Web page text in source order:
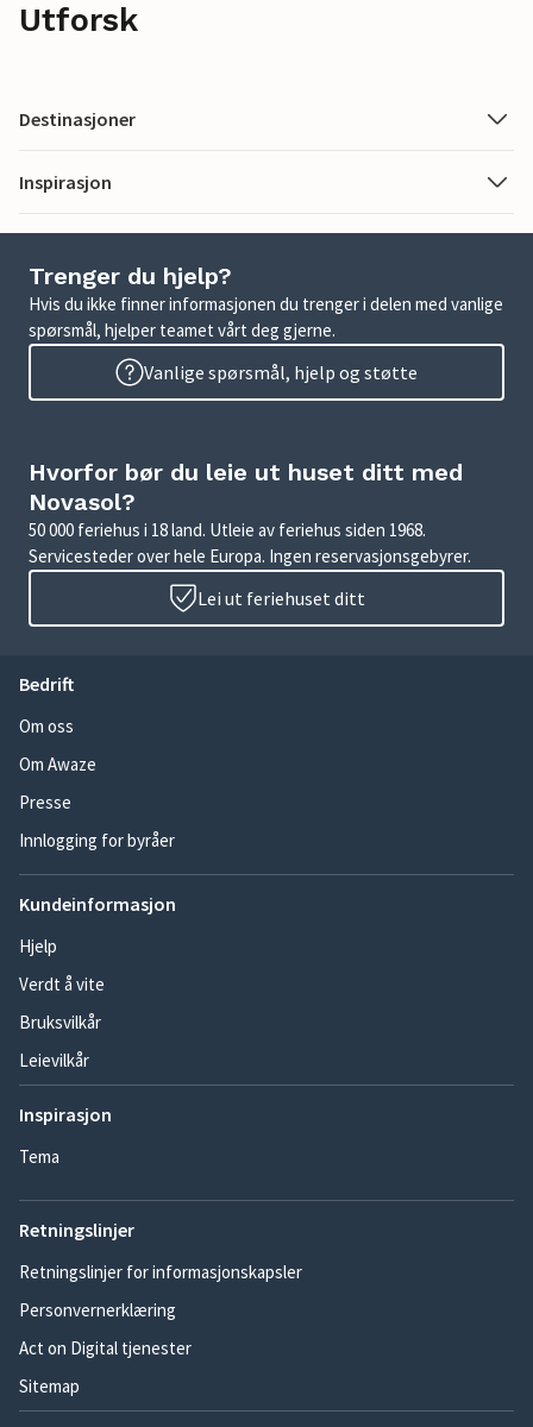
Utforsk
Destinasjoner
Inspirasjon
Trenger du hjelp?
Hvis du ikke finner informasjonen du trenger i delen med vanlige
spørsmål, hjelper teamet vårt deg gjerne.
Vanlige spørsmål, hjelp og støtte
Hvorfor bør du leie ut huset ditt med
Novasol?
50 000 feriehus i 18 land. Utleie av feriehus siden 1968.
Servicesteder over hele Europa. Ingen reservasjonsgebyrer.
Lei ut feriehuset ditt
Bedrift
Om oss
Om Awaze
Presse
Innlogging for byråer
Kundeinformasjon
Hjelp
Verdt å vite
Bruksvilkår
Leievilkår
Inspirasjon
Tema
Retningslinjer
Retningslinjer for informasjonskapsler
Personvernerklæring
Act on Digital tjenester
Sitemap